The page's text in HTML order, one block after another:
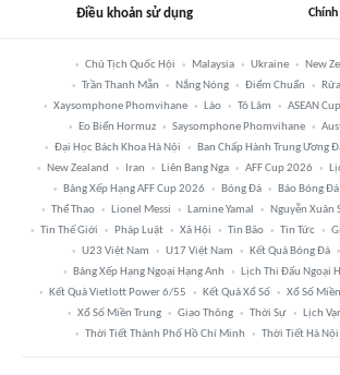
Điều khoản sử dụng
Chủ Tịch Quốc Hội Malaysia Ukraine
New
Trần Thanh Mẫn
Nắng Nóng Điểm Chuẩn
Xaysomphone Phomvihane
Lào Tô Lâm ASEAN
Eo Biển Hormuz
Saysomphone Phomvihane
Đại Học Bách Khoa Hà Nội
Ban Chấp Hành Trung Ương
New Zealand
Iran Liên Bang Nga AFF Cup 2026
Bảng Xếp Hạng AFF Cup 2026
Bóng Đá Báo Bóng Đá
Thể Thao
Lionel Messi Lamine Yamal Nguyễn Xuân
Tin Thế Giới
Pháp Luật Xã Hội Tin Bão Tin Tức
U23 Việt Nam
U17 Việt Nam Kết Quả Bóng Đá
Bảng Xếp Hạng Ngoại Hạng Anh
Lịch Thi Đấu Ngoại
Kết Quả Vietlott Power 6/55
Kết Quả Xổ Số Xổ Số
Xổ Số Miền Trung
Giao Thông Thời Sự Lịch
Thời Tiết Thành Phố Hồ Chí Minh
Thời Tiết Hà Nội